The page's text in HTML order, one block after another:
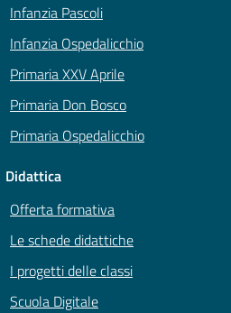
Infanzia Pascoli
Infanzia Ospedalicchio
Primaria XXV Aprile
Primaria Don Bosco
Primaria Ospedalicchio
Didattica
Offerta formativa
Le schede didattiche
I progetti delle classi
Scuola Digitale